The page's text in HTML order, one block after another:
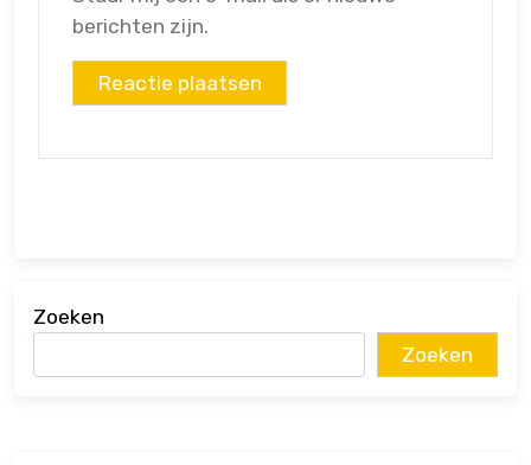
berichten zijn.
Zoeken
Zoeken